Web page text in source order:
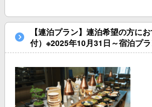
【連泊プラン】連泊希望の方
付）※2025年10月31日～宿泊プ